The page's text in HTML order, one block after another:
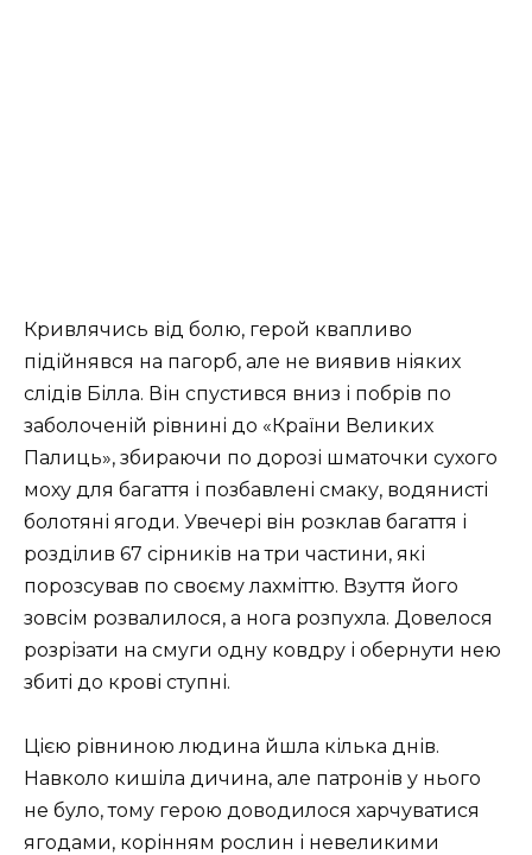
Кривлячись від болю, герой квапливо
підійнявся на пагорб, але не виявив ніяких
слідів Білла. Він спустився вниз і побрів по
заболоченій рівнині до «Країни Великих
Палиць», збираючи по дорозі шматочки сухого
моху для багаття і позбавлені смаку, водянисті
болотяні ягоди. Увечері він розклав багаття і
розділив 67 сірників на три частини, які
порозсував по своєму лахміттю. Взуття його
зовсім розвалилося, а нога розпухла. Довелося
розрізати на смуги одну ковдру і обернути нею
збиті до крові ступні.
Цією рівниною людина йшла кілька днів.
Навколо кишіла дичина, але патронів у нього
не було, тому герою доводилося харчуватися
ягодами, корінням рослин і невеликими